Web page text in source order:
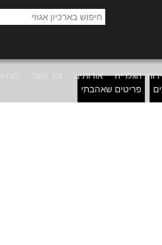
הגלריה אודותינו
פריטים שאהבתי